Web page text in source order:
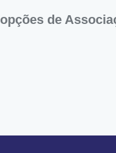
opções de